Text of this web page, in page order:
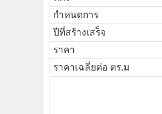
กำหนดการ
ปีที่สร้างเสร็จ
ราคา
ราคาเฉลี่ยต่อ ตร.ม